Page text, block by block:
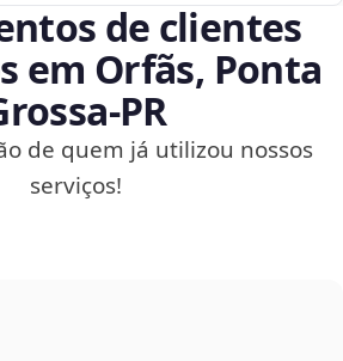
de clientes
em Orfãs, Ponta
de quem já utilizou nossos
serviços!